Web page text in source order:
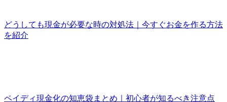
どうしても現金が必要な時の対処法｜今すぐお金を作る方法
を紹介
ペイディ現金化の知恵袋まとめ｜初心者が知るべき注意点